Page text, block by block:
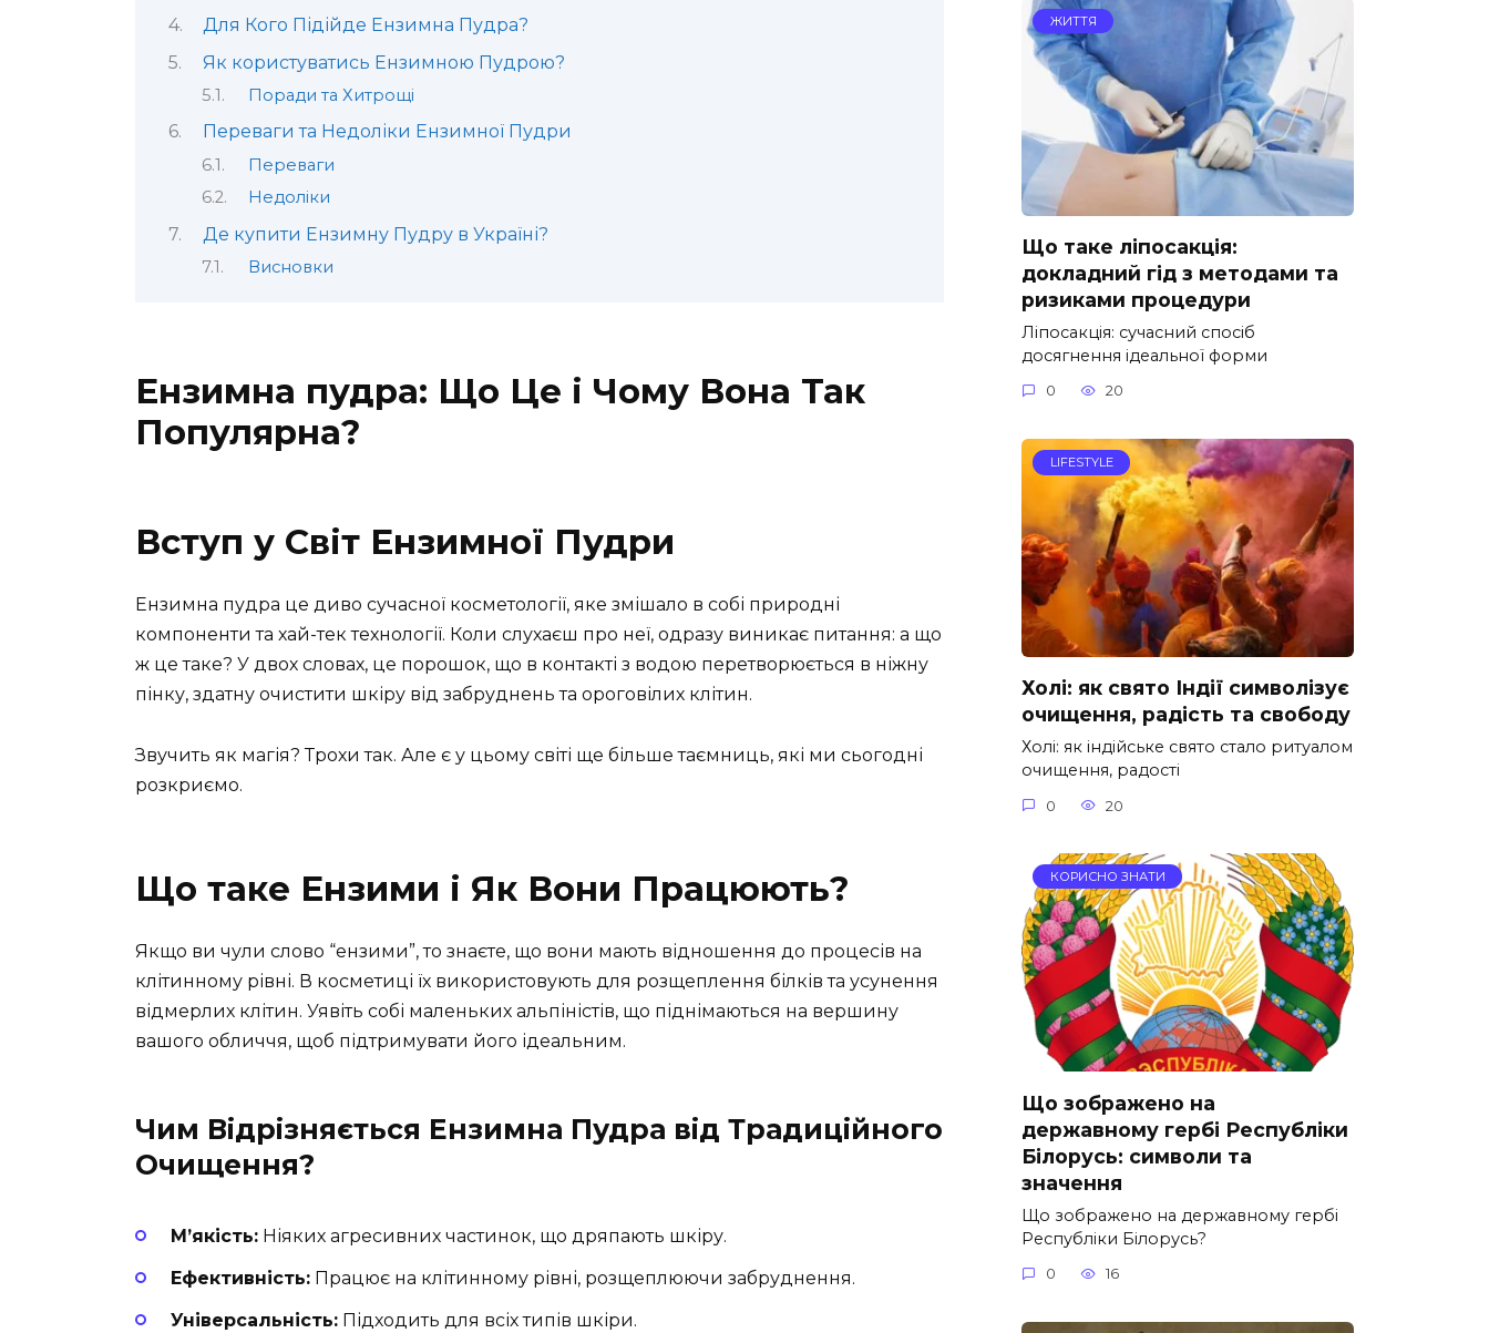
Для Кого Підійде Ензимна Пудра?
Як користуватись Ензимною Пудрою?
Поради та Хитрощі
Переваги та Недоліки Ензимної Пудри
Переваги
Недоліки
Де купити Ензимну Пудру в Україні?
Висновки
Ензимна пудра: Що Це і Чому Вона Так
Популярна?
Вступ у Світ Ензимної Пудри
Ензимна пудра це диво сучасної косметології, яке змішало в собі природні
компоненти та хай-тек технології. Коли слухаєш про неї, одразу виникає питання: а що
ж це таке? У двох словах, це порошок, що в контакті з водою перетворюється в ніжну
пінку, здатну очистити шкіру від забруднень та ороговілих клітин.
Звучить як магія? Трохи так. Але є у цьому світі ще більше таємниць, які ми сьогодні
розкриємо.
Що таке Ензими і Як Вони Працюють?
Якщо ви чули слово “ензими”, то знаєте, що вони мають відношення до процесів на
клітинному рівні. В косметиці їх використовують для розщеплення білків та усунення
відмерлих клітин. Уявіть собі маленьких альпіністів, що піднімаються на вершину
вашого обличчя, щоб підтримувати його ідеальним.
Чим Відрізняється Ензимна Пудра від Традиційного
Очищення?
М’якість: Ніяких агресивних частинок, що дряпають шкіру.
Ефективність: Працює на клітинному рівні, розщеплюючи забруднення.
Універсальність: Підходить для всіх типів шкіри.
ЖИТТЯ
Що таке ліпосакція:
докладний гід з методами та
ризиками процедури
Ліпосакція: сучасний спосіб
досягнення ідеальної форми
0 20
LIFESTYLE
Холі: як свято Індії символізує
очищення, радість та свободу
Холі: як індійське свято стало ритуалом
очищення, радості
0 20
КОРИСНО ЗНАТИ
Що зображено на
державному гербі Республіки
Білорусь: символи та
значення
Що зображено на державному гербі
Республіки Білорусь?
0 16